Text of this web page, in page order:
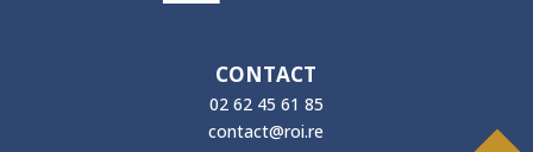
CONTACT
02 62 45 61 85
contact@roi.re